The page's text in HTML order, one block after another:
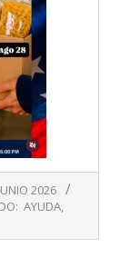
2026
AYUDA,